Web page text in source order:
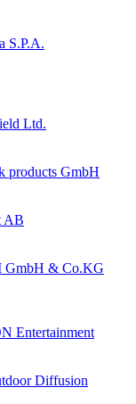
S.P.A.
Ltd.
products GmbH
AB
GmbH & Co.KG
Entertainment
Diffusion